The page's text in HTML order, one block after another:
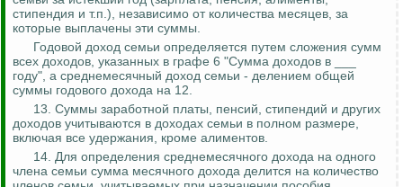
стипендия и т.п.), независимо от количества месяцев, за
которые выплачены эти суммы.
Годовой доход семьи определяется путем сложения сумм
всех доходов, указанных в графе 6 "Сумма доходов в ___
году", а среднемесячный доход семьи - делением общей
суммы годового дохода на 12.
13. Суммы заработной платы, пенсий, стипендий и других
доходов учитываются в доходах семьи в полном размере,
включая все удержания, кроме алиментов.
14. Для определения среднемесячного дохода на одного
члена семьи сумма месячного дохода делится на количество